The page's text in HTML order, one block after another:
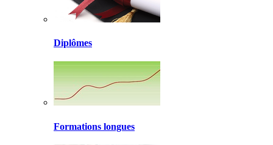
Diplômes
Formations longues